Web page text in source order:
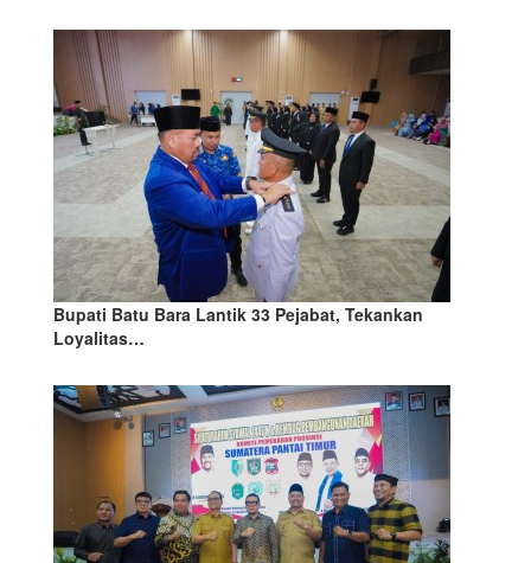
Bupati Batu Bara Lantik 33 Pejabat, Tekankan
Loyalitas…